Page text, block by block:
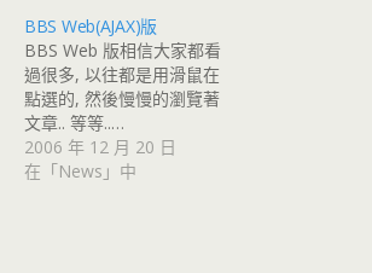
BBS Web(AJAX)版
BBS Web 版相信大家都看
過很多, 以往都是用滑鼠在
點選的, 然後慢慢的瀏覽著
文章.. 等等..…
2006 年 12 月 20 日
在「News」中